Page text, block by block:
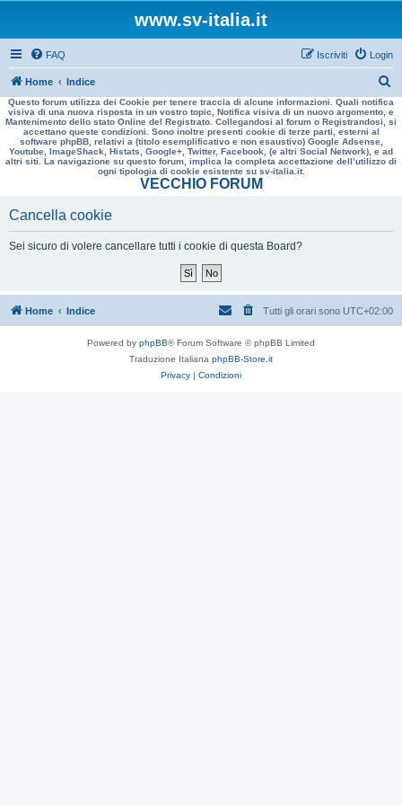
www.sv-italia.it
FAQ Login
Iscriviti
Home Indice
e
r
a
Questo forum utilizza dei Cookie per tenere traccia di alcune informazioni. Quali notifica
visiva di una nuova risposta in un vostro topic, Notifica visiva di un nuovo argomento, e
Mantenimento dello stato Online del Registrato. Collegandosi al forum o Registrandosi, si
accettano queste condizioni. Sono inoltre presenti cookie di terze parti, esterni al
software phpBB, relativi a (titolo esemplificativo e non esaustivo) Google Adsense,
Youtube, ImageShack, Histats, Google+, Twitter, Facebook, (e altri Social Network), e ad
altri siti. La navigazione su questo forum, implica la completa accettazione dell’utilizzo di
ogni tipologia di cookie esistente su sv-italia.it.
VECCHIO FORUM
Cancella cookie
Sei sicuro di volere cancellare tutti i cookie di questa Board?
Home Indice Tutti gli orari sono UTC+02:00
Powered by phpBB® Forum Software © phpBB Limited
Traduzione Italiana phpBB-Store.it
Privacy | Condizioni